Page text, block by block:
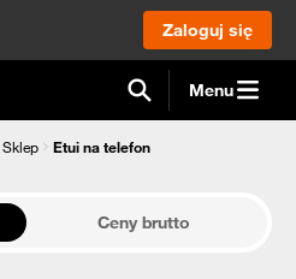
Zaloguj się
Menu
Sklep Etui na telefon
Ceny brutto